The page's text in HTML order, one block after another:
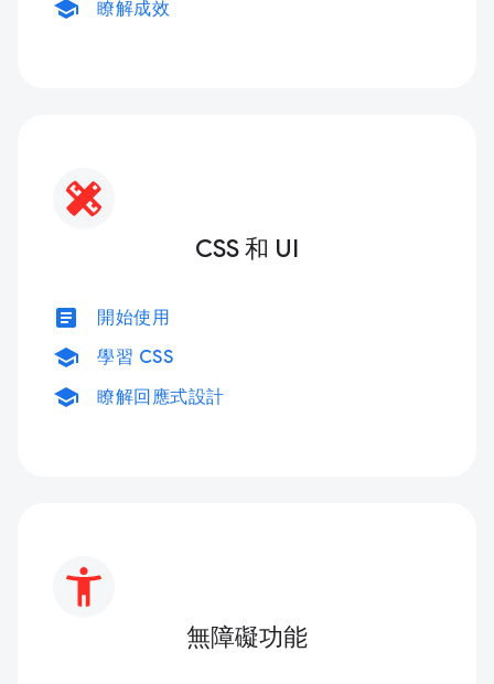
school 瞭解成效
CSS 和 UI
article 開始使用
school 學習 CSS
school 瞭解回應式設計
無障礙功能